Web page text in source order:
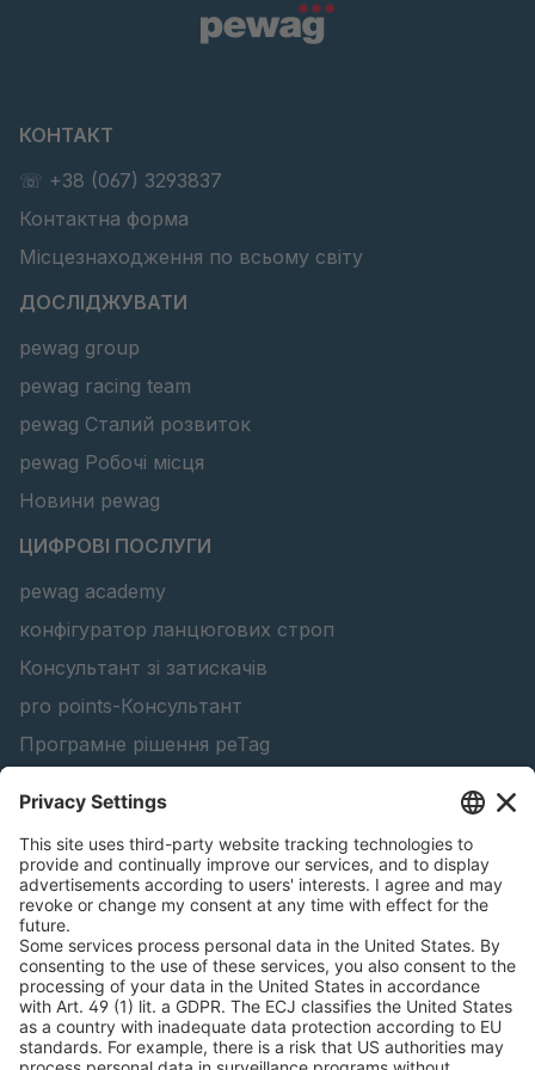
КОНТАКТ
☏ +38 (067) 3293837
Контактна форма
Місцезнаходження по всьому світу
ДОСЛІДЖУВАТИ
pewag group
pewag racing team
pewag Сталий розвиток
pewag Робочі місця
Новини pewag
ЦИФРОВІ ПОСЛУГИ
pewag academy
конфігуратор ланцюгових строп
Консультант зі затискачів
pro points-Консультант
Програмне рішення peTag
Конфігуратор ланцюгів проти ковзання
Знайти лісопродукцію
Каталоги
ЮРИДИЧНА ІНФОРМАЦІЯ
Сертифікати
Угода про оплату рахунків за зміст
Умови та положення